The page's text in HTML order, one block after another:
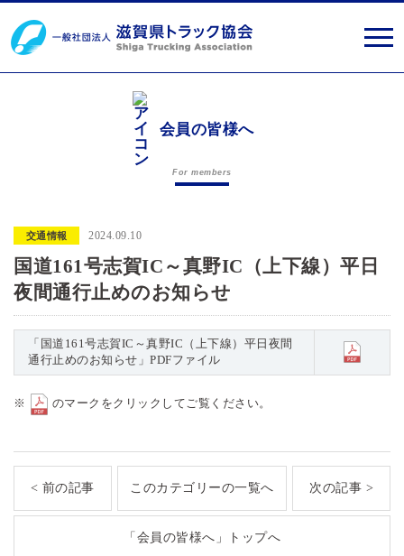
会員の皆様へ
For members
交通情報 2024.09.10
国道161号志賀IC～真野IC（上下線）平日
夜間通行止めのお知らせ
「国道161号志賀IC～真野IC（上下線）平日夜間
通行止めのお知らせ」PDFファイル
※ のマークをクリックしてご覧ください。
< 前の記事 このカテゴリーの一覧へ 次の記事 >
「会員の皆様へ」トップへ